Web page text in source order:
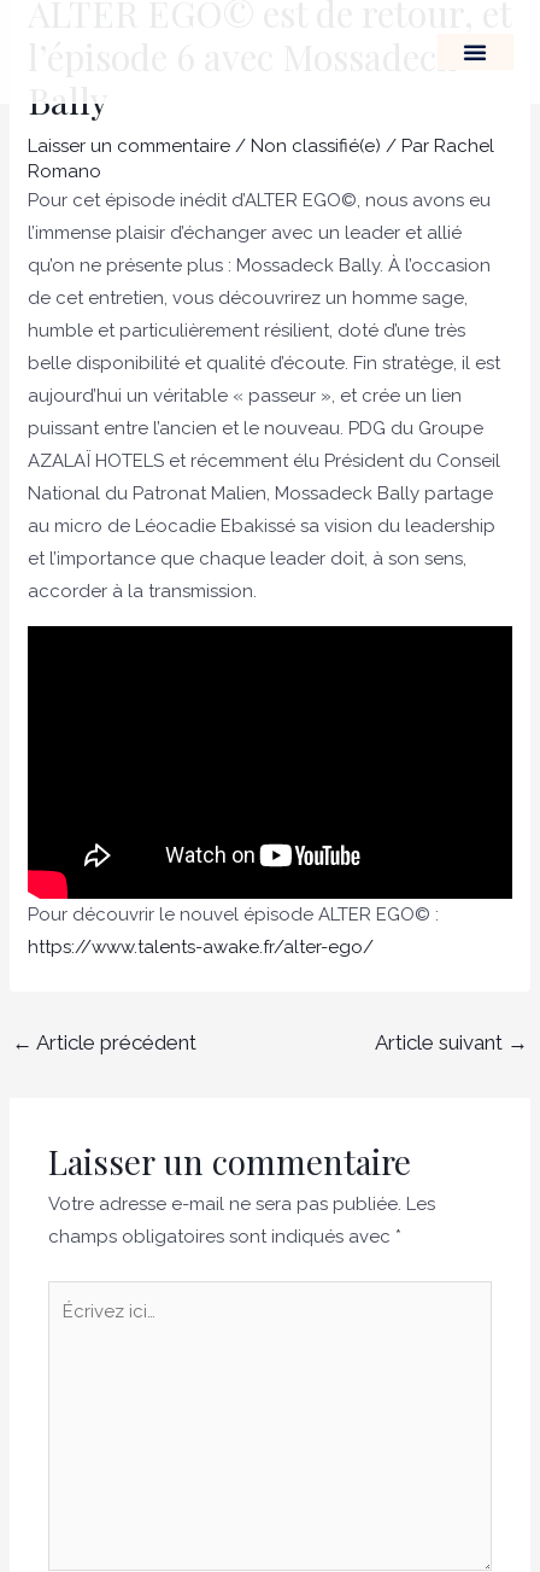
Bally
Laisser un commentaire /Non classifié(e) / ParRachel
Romano
Pour cet épisode inédit d’ALTER EGO©️, nous avons eu
l’immense plaisir d’échanger avec un leader et allié
qu’on ne présente plus : Mossadeck Bally. À l’occasion
de cet entretien, vous découvrirez un homme sage,
humble et particulièrement résilient, doté d’une très
belle disponibilité et qualité d’écoute. Fin stratège, il est
aujourd’hui un véritable « passeur », et crée un lien
puissant entre l’ancien et le nouveau. PDG du Groupe
AZALAÏ HOTELS et récemment élu Président du Conseil
National du Patronat Malien, Mossadeck Bally partage
au micro de Léocadie Ebakissé sa vision du leadership
et l’importance que chaque leader doit, à son sens,
accorder à la transmission.
Pour découvrir le nouvel épisode ALTER EGO©️ :
https://www.talents-awake.fr/alter-ego/
← Article précédent Article suivant →
Laisser un commentaire
Votre adresse e-mail ne sera pas publiée. Les
champs obligatoires sont indiqués avec *
Écrivez